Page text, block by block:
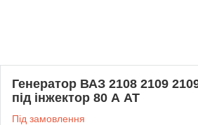
Генератор ВАЗ 2108 2109
під інжектор 80 А АТ
Під замовлення